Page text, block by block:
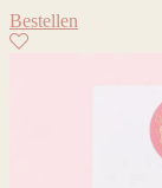
Bestellen